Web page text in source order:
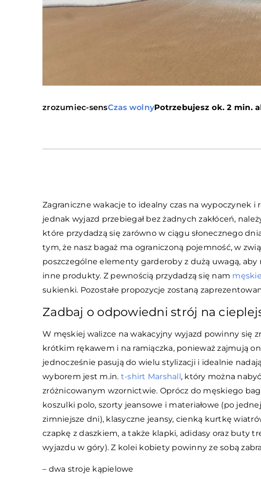
zrozumiec-sensCzas wolnyPotrzebujesz ok. 2 min.
Zagraniczne wakacje to idealny czas na wypoczynek i
jednak wyjazd przebiegał bez żadnych zakłóceń,
które przydadzą się zarówno w ciągu słonecznego
tym, że nasz bagaż ma ograniczoną pojemność, w
poszczególne elementy garderoby z dużą uwagą,
inne produkty. Z pewnością przydadzą się nam
sukienki. Pozostałe propozycje zostaną
Zadbaj o odpowiedni strój na
W męskiej walizce na wakacyjny wyjazd powinny się
krótkim rękawem i na ramiączka, ponieważ zajmują
jednocześnie pasują do wielu stylizacji i idealnie
wyborem jest m.in. t-shirt Marshall, który można
zróżnicowanym wzornictwie. Oprócz do męskiego
koszulki polo, szorty jeansowe i materiałowe (po
zimniejsze dni), klasyczne jeansy, cienką kurtkę
czapkę z daszkiem, a także klapki, adidasy oraz buty
wyjazdu w góry). Z kolei kobiety powinny ze sobą
– dwa stroje kąpielowe